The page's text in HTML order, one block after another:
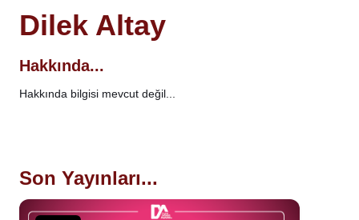
Dilek Altay
Hakkında...
Hakkında bilgisi mevcut değil...
Son Yayınları...